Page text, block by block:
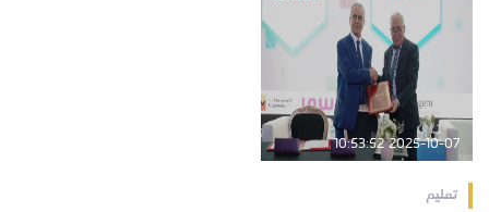
2025-10-07 10:53:52
تعليم